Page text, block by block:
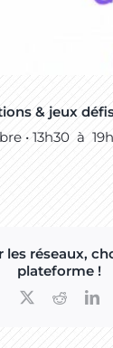
& jeux
• 13h30 à
les réseaux,
plateforme !
Facebook Reddit